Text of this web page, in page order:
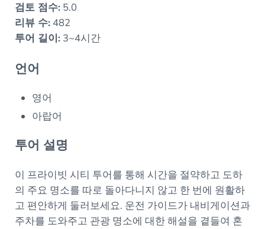
검토 점수:5.0
리뷰 수:482
투어 길이:3~4시간
언어
영어
아랍어
투어 설명
이 프라이빗 시티 투어를 통해 시간을 절약하고 도하
의 주요 명소를 따로 돌아다니지 않고 한 번에 원활하
고 편안하게 둘러보세요. 운전 가이드가 내비게이션과
주차를 도와주고 관광 명소에 대한 해설을 곁들여 혼